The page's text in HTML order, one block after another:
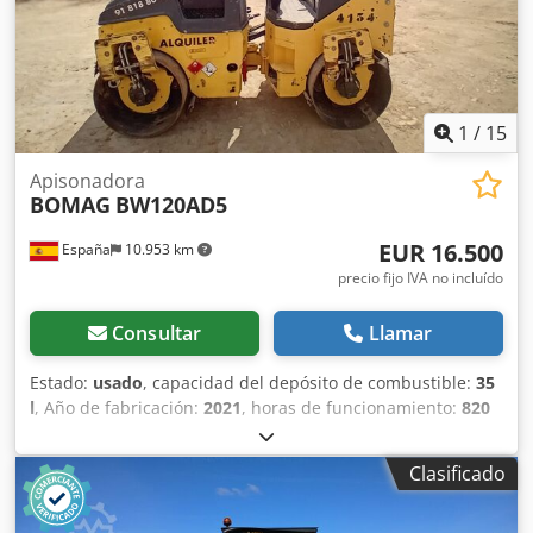
El rodillo compactador de ocasión BW216 D5 tiene un peso
de 15.990 kg. y una anchura de tambor de 2,13 m. Ancho
de tambor: 2.130 mm Diámetro de tambor: 1.500 mm
Capacidad de depósito: 250 l Amplitud: 2,10/1,10 mm
Djdex Sqhijpfx Abzjck CE
1 / 15
España 10.953 km
Apisonadora
BOMAG BW120AD5
EUR 16.500
precio fijo IVA no incluído
Consultar Llamar
Estado: usado, capacidad del depósito de combustible: 35
l, Año de fabricación: 2021, horas de funcionamiento: 820
, Peso en vacío: 2.700 kg Dimensiones (lxanxal): 253 x 127
x 257 cm Ubicación: Casarrubios del monte (Toledo) El
BOMAG BW120AD5 es ideal para tareas de compactación
ligera en obras urbanas o mantenimiento de carreteras.
Clasificado